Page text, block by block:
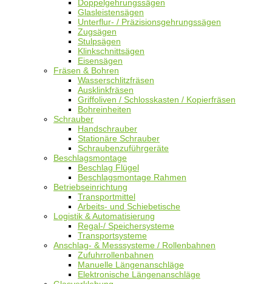
Doppelgehrungssägen
Glasleistensägen
Unterflur- / Präzisionsgehrungssägen
Zugsägen
Stulpsägen
Klinkschnittsägen
Eisensägen
Fräsen & Bohren
Wasserschlitzfräsen
Ausklinkfräsen
Griffoliven / Schlosskasten / Kopierfräsen
Bohreinheiten
Schrauber
Handschrauber
Stationäre Schrauber
Schraubenzuführgeräte
Beschlagsmontage
Beschlag Flügel
Beschlagsmontage Rahmen
Betriebseinrichtung
Transportmittel
Arbeits- und Schiebetische
Logistik & Automatisierung
Regal-/ Speichersysteme
Transportsysteme
Anschlag- & Messsysteme / Rollenbahnen
Zufuhrrollenbahnen
Manuelle Längenanschläge
Elektronische Längenanschläge